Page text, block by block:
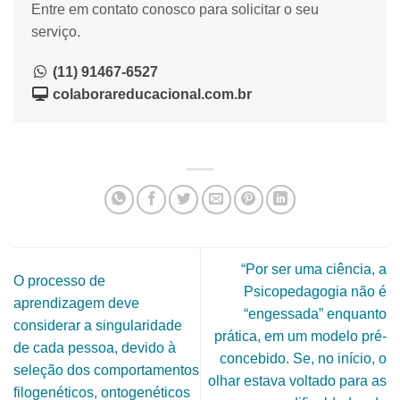
Entre em contato conosco para solicitar o seu
serviço.
(11) 91467-6527
colaborareducacional.com.br
O processo de
aprendizagem deve
considerar a singularidade
de cada pessoa, devido à
seleção dos comportamentos
filogenéticos, ontogenéticos
“Por ser uma ciência, a
Psicopedagogia não é
“engessada” enquanto
prática, em um modelo pré-
concebido. Se, no início, o
olhar estava voltado para as